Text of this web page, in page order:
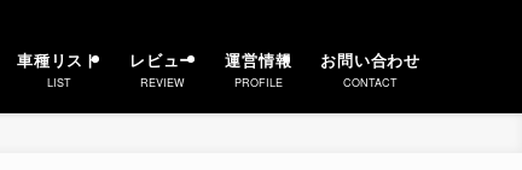
車種リスト
LIST
レビュー
REVIEW
運営情報
PROFILE
お問い合わせ
CONTACT